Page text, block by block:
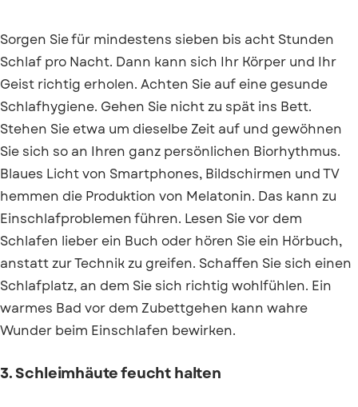
Sorgen Sie für mindestens sieben bis acht Stunden
Schlaf pro Nacht. Dann kann sich Ihr Körper und Ihr
Geist richtig erholen. Achten Sie auf eine gesunde
Schlafhygiene. Gehen Sie nicht zu spät ins Bett.
Stehen Sie etwa um dieselbe Zeit auf und gewöhnen
Sie sich so an Ihren ganz persönlichen Biorhythmus.
Blaues Licht von Smartphones, Bildschirmen und TV
hemmen die Produktion von Melatonin. Das kann zu
Einschlafproblemen führen. Lesen Sie vor dem
Schlafen lieber ein Buch oder hören Sie ein Hörbuch,
anstatt zur Technik zu greifen. Schaffen Sie sich einen
Schlafplatz, an dem Sie sich richtig wohlfühlen. Ein
warmes Bad vor dem Zubettgehen kann wahre
Wunder beim Einschlafen bewirken.
3. Schleimhäute feucht halten